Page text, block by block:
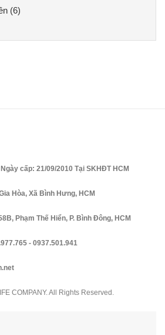
(6)
cấp: 21/09/2010 Tại SKHĐT HCM
Hòa, Xã Bình Hưng, HCM
Phạm Thế Hiển, P. Bình Đông, HCM
- 0937.501.941
COMPANY. All Rights Reserved.